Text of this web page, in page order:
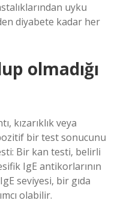
uyku
diyabete kadar her
olmadığı
kızarıklık veya
bir test sonucunu
Bir kan testi, belirli
IgE antikorlarının
seviyesi, bir gıda
olabilir.